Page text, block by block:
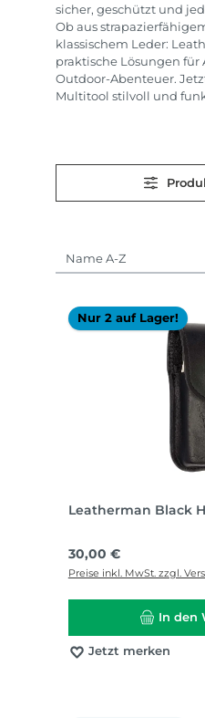
sicher, geschützt und
Ob aus
klassischem Leder:
praktische Lösungen
Outdoor-Abenteuer.
Multitool stilvoll und
Nur 2 auf Lager!
Leatherman Black
Regulärer Preis:
30,00 €
Preise inkl. MwSt. zzgl.
In den
Jetzt merken